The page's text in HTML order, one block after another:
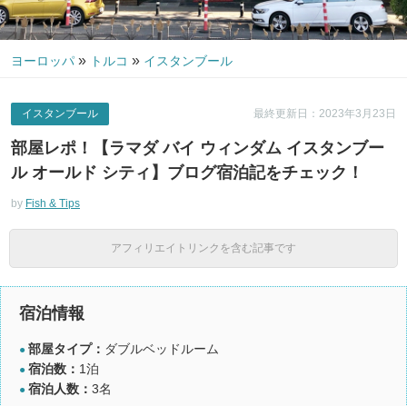
ヨーロッパ » トルコ » イスタンブール
最終更新日：2023年3月23日
イスタンブール
部屋レポ！【ラマダ バイ ウィンダム イスタンブー
ル オールド シティ】ブログ宿泊記をチェック！
by Fish & Tips
アフィリエイトリンクを含む記事です
宿泊情報
● 部屋タイプ： ダブルベッドルーム
● 宿泊数： 1泊
● 宿泊人数： 3名